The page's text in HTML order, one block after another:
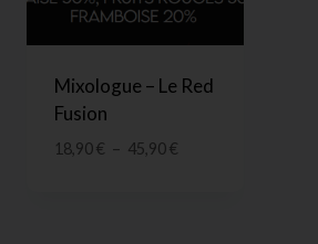
Mixologue – Le Red
Fusion
18,90€ – 45,90€